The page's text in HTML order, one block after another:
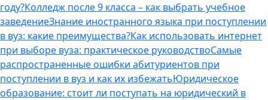
году?Колледж после 9 класса – как выбрать учебное
заведениеЗнание иностранного языка при поступлении
в вуз: какие преимущества?Как использовать интернет
при выборе вуза: практическое руководствоСамые
распространенные ошибки абитуриентов при
поступлении в вуз и как их избежатьЮридическое
образование: стоит ли поступать на юридический в